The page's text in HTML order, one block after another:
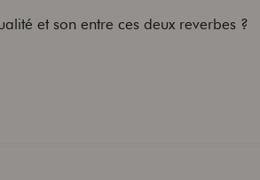
et son entre ces deux reverbes ?